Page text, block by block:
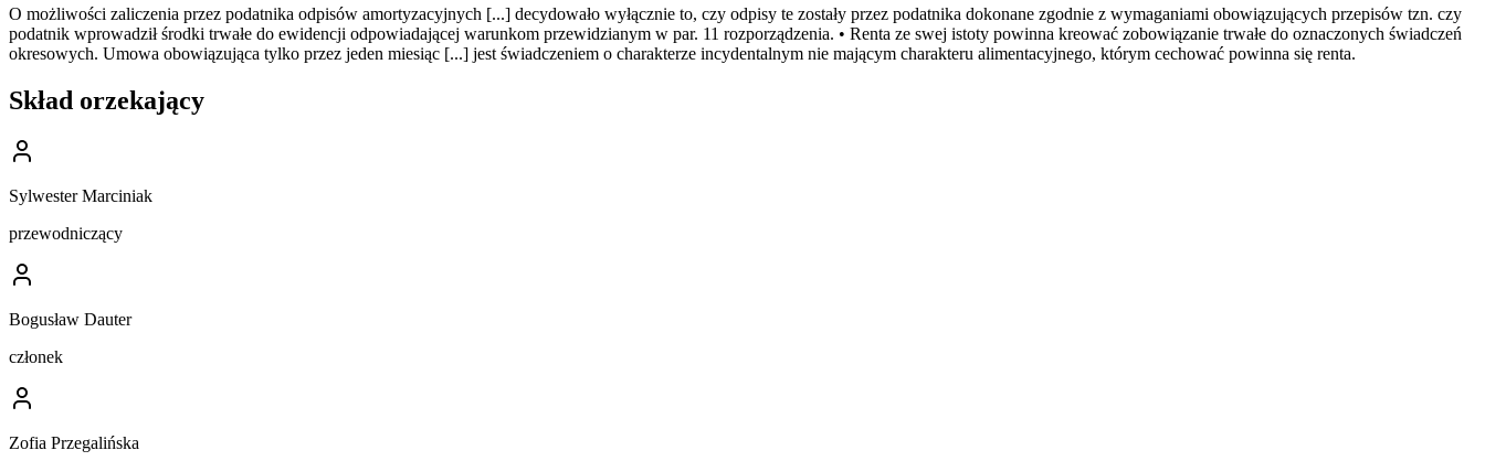
O możliwości zaliczenia przez podatnika odpisów amortyzacyjnych [...] decydowało wyłącznie to, czy odpisy te zostały przez podatnika dokonane zgodnie z wymaganiami obowiązujących przepisów tzn. czy
podatnik wprowadził środki trwałe do ewidencji odpowiadającej warunkom przewidzianym w par. 11 rozporządzenia. • Renta ze swej istoty powinna kreować zobowiązanie trwałe do oznaczonych świadczeń
okresowych. Umowa obowiązująca tylko przez jeden miesiąc [...] jest świadczeniem o charakterze incydentalnym nie mającym charakteru alimentacyjnego, którym cechować powinna się renta.
Skład orzekający
Sylwester Marciniak
przewodniczący
Bogusław Dauter
członek
Zofia Przegalińska